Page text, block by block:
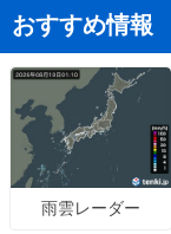
おすすめ情報
雨雲レーダー